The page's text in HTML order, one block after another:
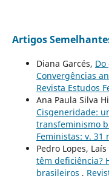
Artigos
Diana Garcés,
Convergências
Revista Estudos
Ana Paula Silva
Cisgeneridade:
transfeminismo
Feministas: v. 31
Pedro Lopes,
têm deficiência?
brasileiros ,